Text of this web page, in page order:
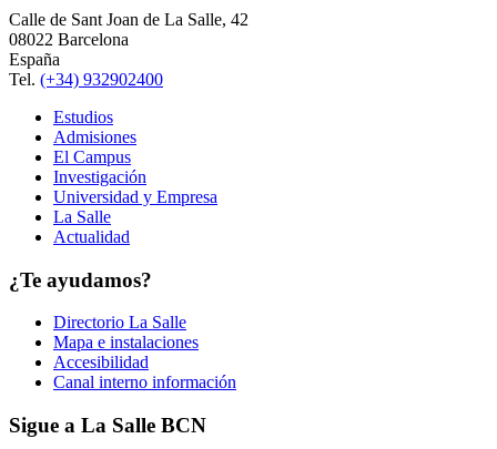
Calle de Sant Joan de La Salle, 42
08022 Barcelona
España
Tel. (+34) 932902400
Estudios
Admisiones
El Campus
Investigación
Universidad y Empresa
La Salle
Actualidad
¿Te ayudamos?
Directorio La Salle
Mapa e instalaciones
Accesibilidad
Canal interno información
Sigue a La Salle BCN